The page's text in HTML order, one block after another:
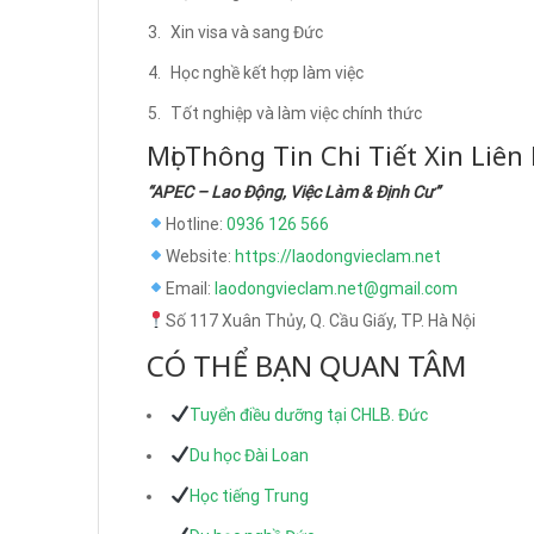
Xin visa và sang Đức
Học nghề kết hợp làm việc
Tốt nghiệp và làm việc chính thức
Mọi Thông Tin Chi Tiết Xin Liên
“APEC – Lao Động, Việc Làm & Định Cư”
Hotline: 0936 126 566
Website: https://laodongvieclam.net
Email: laodongvieclam.net@gmail.com
Số 117 Xuân Thủy, Q. Cầu Giấy, TP. Hà Nội
CÓ THỂ BẠN QUAN TÂM
Tuyển điều dưỡng tại CHLB. Đức
Du học Đài Loan
Học tiếng Trung